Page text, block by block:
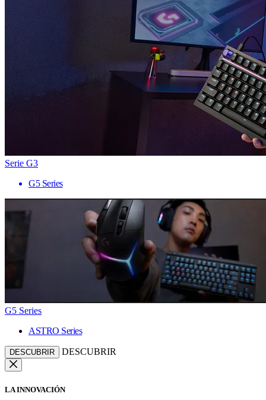
Serie G3
G5 Series
G5 Series
ASTRO Series
DESCUBRIR DESCUBRIR
LA INNOVACIÓN